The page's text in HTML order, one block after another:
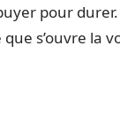
pour
s’ouvre la